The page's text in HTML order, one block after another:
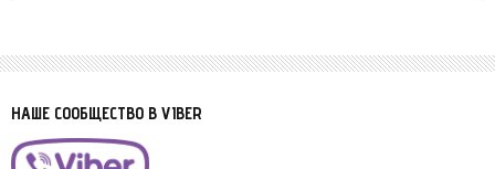
НАШЕ СООБЩЕСТВО В VIBER